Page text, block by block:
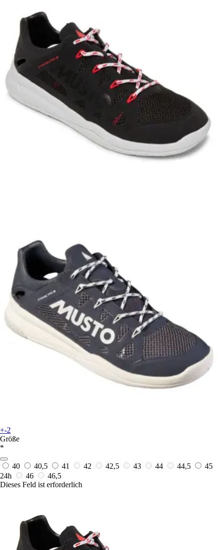
+-2
Größe
*
40 40,5 41 42 42,5 43 44 44,5
45
24h
46
46,5
Dieses Feld ist erforderlich